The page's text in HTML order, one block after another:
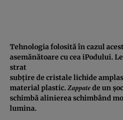
Tehnologia folosită în cazul
asemănătoare cu cea iPodului.
strat
subţire de cristale lichide
material plastic. Zappatede un
schimbă alinierea schimbând
lumina.